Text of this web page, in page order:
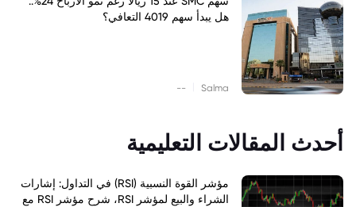
هل يبدأ سهم 4019 التعافي؟
Salma
--
أحدث المقالات التعليمية
مؤشر القوة النسبية (RSI) في التداول: إشارات
الشراء والبيع لمؤشر RSI، شرح مؤشر RSI مع